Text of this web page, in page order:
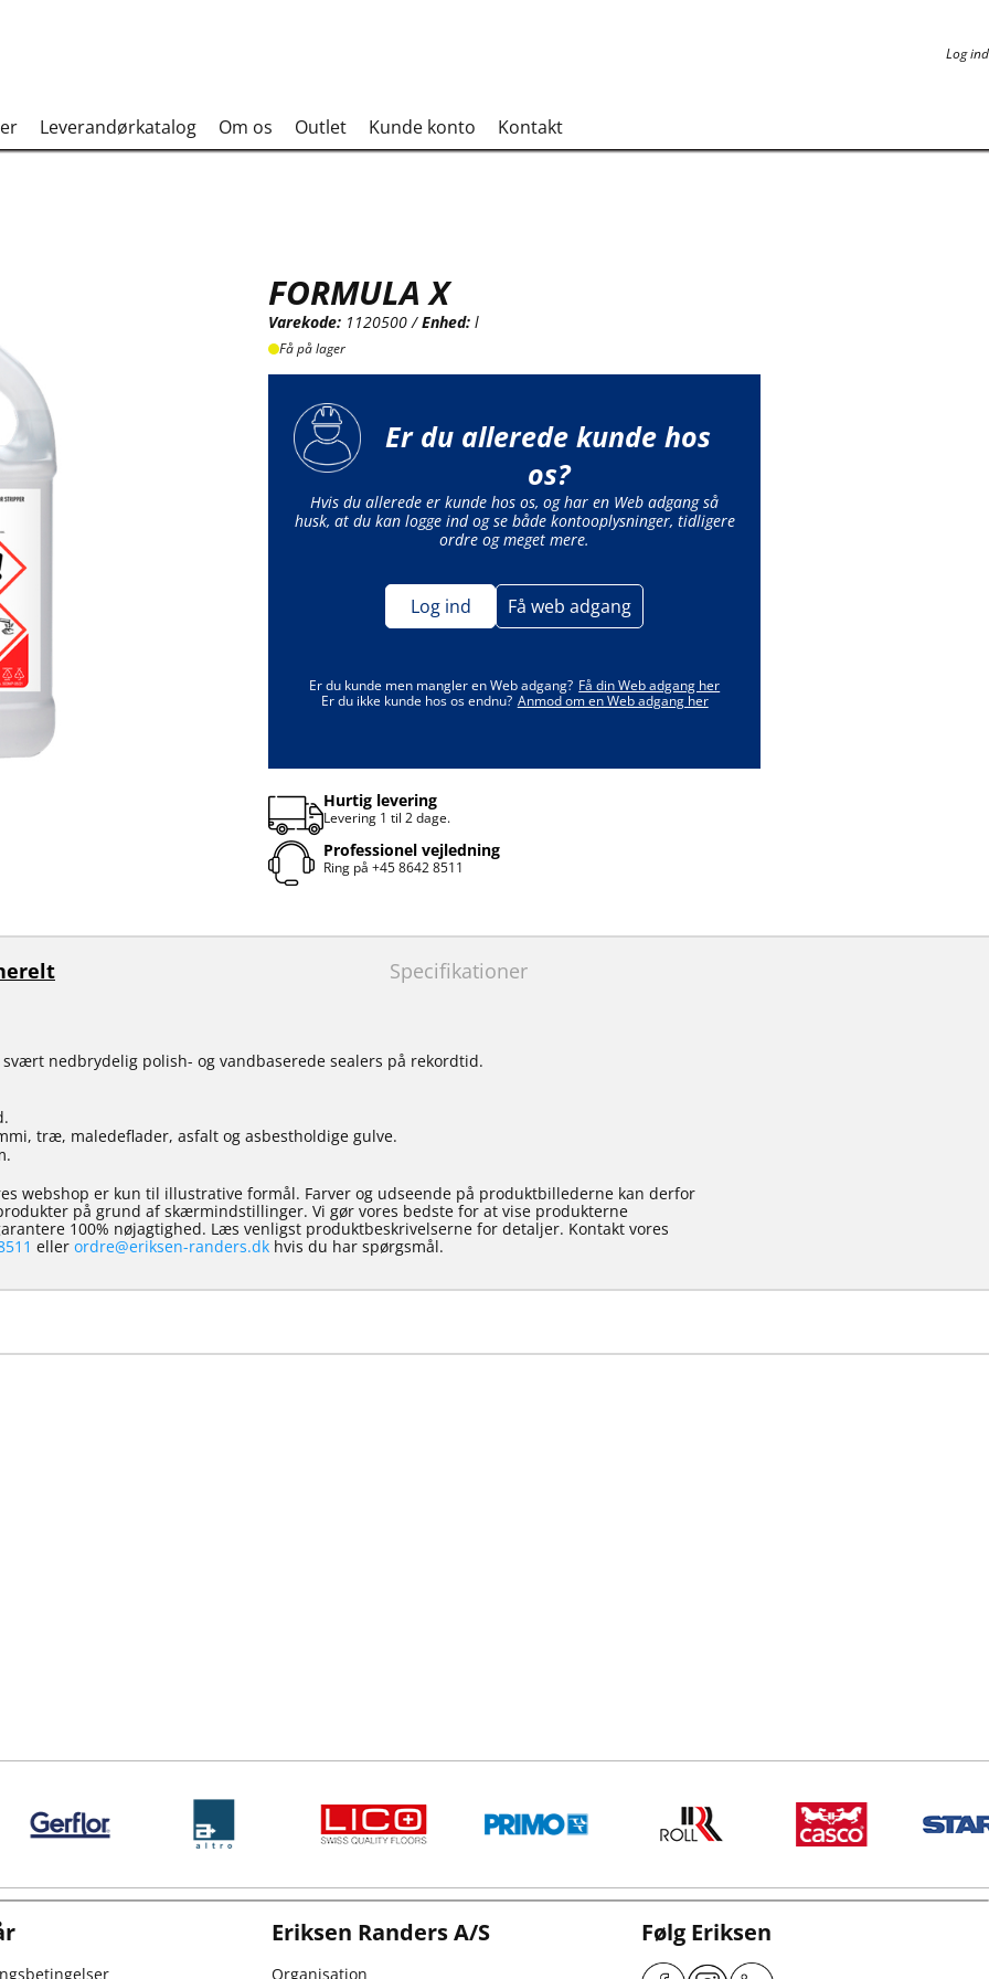
Log ind
Leverandørkatalog Om os Outlet Kunde konto Kontakt
FORMULA X
Varekode: 1120500 /Enhed:l
Få på lager
Er du allerede kunde hos
os?
Hvis du allerede er kunde hos os, og har en Web adgang så
husk, at du kan logge ind og se både kontooplysninger, tidligere
ordre og meget mere.
Log ind Få web adgang
Er du kunde men mangler en Web adgang? Få din Web adgang her
Er du ikke kunde hos os endnu? Anmod om en Web adgang her
Hurtig levering
Levering 1 til 2 dage.
Professionel vejledning
Ring på+45 8642 8511
Specifikationer
nedbrydelig polish- og vandbaserede sealers på rekordtid.
træ, maledeflader, asfalt og asbestholdige gulve.
webshop er kun til illustrative formål. Farver og udseende på produktbillederne kan derfor
på grund af skærmindstillinger. Vi gør vores bedste for at vise produkterne
100% nøjagtighed. Læs venligst produktbeskrivelserne for detaljer. Kontakt vores
eller ordre@eriksen-randers.dkhvis du har spørgsmål.
Eriksen Randers A/S
Organisation
Følg Eriksen